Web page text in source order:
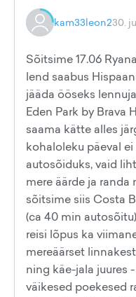
kam33leon230.
Sõitsime 17.06
lend saabus
jääda ööseks
Eden Park by Brava
saama kätte alles
kohaloleku päeval
autosõiduks, vaid
mere äärde ja
sõitsime siis Costa
(ca 40 min
reisi lõpus ka
mereäärset
ning käe-jala juures
väikesed poekesed